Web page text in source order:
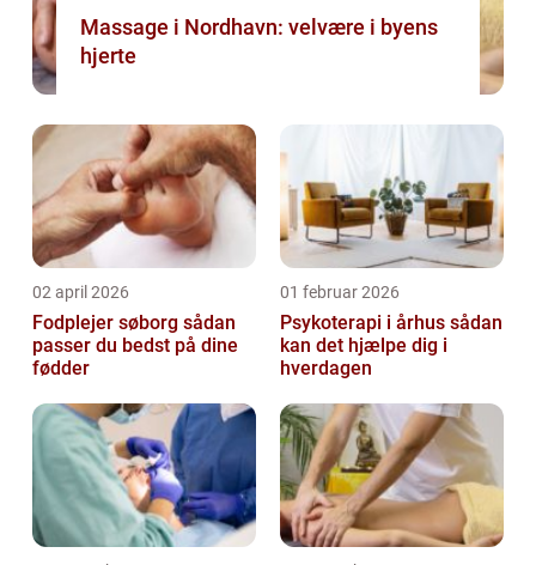
Massage i Nordhavn: velvære i byens
hjerte
02 april 2026
Fodplejer søborg sådan
passer du bedst på dine
fødder
01 februar 2026
Psykoterapi i århus sådan
kan det hjælpe dig i
hverdagen